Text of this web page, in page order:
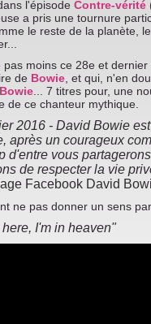
l'épisode Contre-vérité
a pris une tournure
le reste de la planète,
pas moins ce 28e et dernier
de Bowie , et qui, n'en
... 7 titres pour, une
de ce chanteur mythique.
2016 - David Bowie
après un courageux
d'entre vous
de respecter la vie
Facebook David
ne pas donner un sens
I'm in heaven"